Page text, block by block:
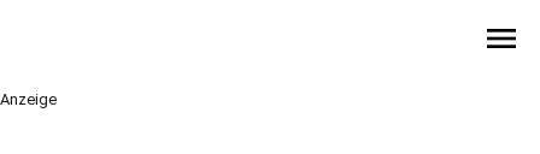
menu
Anzeige